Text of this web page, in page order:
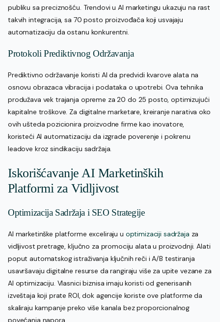
publiku sa preciznošću. Trendovi u AI marketingu ukazuju na rast
takvih integracija, sa 70 posto proizvođača koji usvajaju
automatizaciju da ostanu konkurentni.
Protokoli Prediktivnog Održavanja
Prediktivno održavanje koristi AI da predvidi kvarove alata na
osnovu obrazaca vibracija i podataka o upotrebi. Ova tehnika
produžava vek trajanja opreme za 20 do 25 posto, optimizujući
kapitalne troškove. Za digitalne marketare, kreiranje narativa oko
ovih ušteda pozicionira proizvodne firme kao inovatore,
koristeći AI automatizaciju da izgrade poverenje i pokrenu
leadove kroz sindikaciju sadržaja.
Iskorišćavanje AI Marketinških
Platformi za Vidljivost
Optimizacija Sadržaja i SEO Strategije
AI marketinške platforme exceliraju u optimizaciji sadržaja za
vidljivost pretrage, ključno za promociju alata u proizvodnji. Alati
poput automatskog istraživanja ključnih reči i A/B testiranja
usavršavaju digitalne resurse da rangiraju više za upite vezane za
AI optimizaciju. Vlasnici biznisa imaju koristi od generisanih
izveštaja koji prate ROI, dok agencije koriste ove platforme da
skaliraju kampanje preko više kanala bez proporcionalnog
povećanja napora.